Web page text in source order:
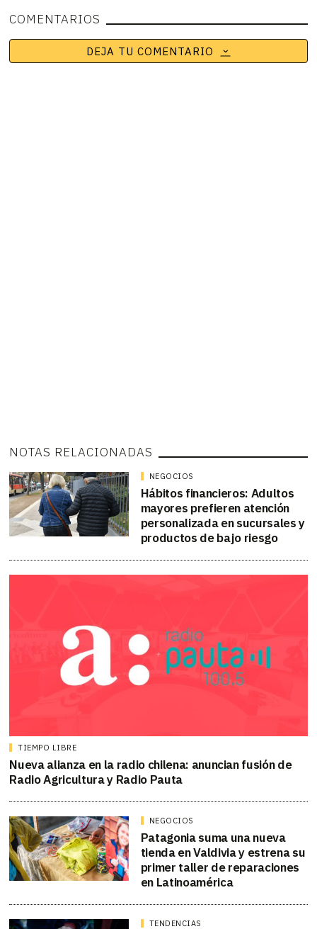
COMENTARIOS
DEJA TU COMENTARIO
NOTAS RELACIONADAS
NEGOCIOS
Hábitos financieros: Adultos
mayores prefieren atención
personalizada en sucursales y
productos de bajo riesgo
TIEMPO LIBRE
Nueva alianza en la radio chilena: anuncian fusión de
Radio Agricultura y Radio Pauta
NEGOCIOS
Patagonia suma una nueva
tienda en Valdivia y estrena su
primer taller de reparaciones
en Latinoamérica
TENDENCIAS